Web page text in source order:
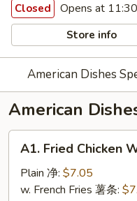
Closed Opens at
Store info
American Dishes
American
Fried
Chicken
Wings
A1. Fried Chicken
Plain 净: $7.05
w. French Fries 薯条: